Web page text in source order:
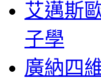
艾邁斯
子學
廣納四